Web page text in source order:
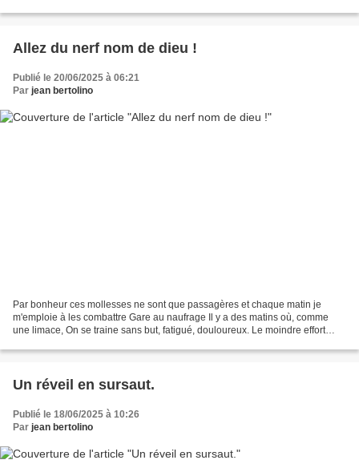
Allez du nerf nom de dieu !
Publié le 20/06/2025 à 06:21
Par jean bertolino
Par bonheur ces mollesses ne sont que passagères et chaque matin je
m'emploie à les combattre Gare au naufrage Il y a des matins où, comme
une limace, On se traine sans but, fatigué, douloureux. Le moindre effort
Un réveil en sursaut.
Publié le 18/06/2025 à 10:26
Par jean bertolino